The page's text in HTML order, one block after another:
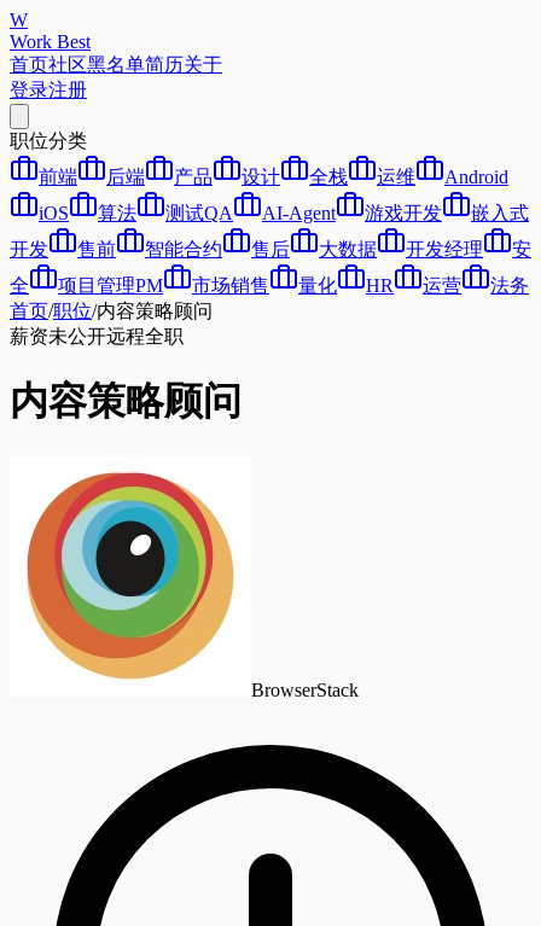
W
Work Best
首页社区黑名单简历关于
登录注册
职位分类
前端
后端 产品 设计 全栈 运维
Android
iOS
算法 测试QA AI-Agent 游戏开发
嵌入式
开发
售前 智能合约 售后 大数据 开发经理
安
全
项目管理PM 市场销售 量化 HR 运营
法务
首页/职位/内容策略顾问
薪资未公开远程全职
内容策略顾问
BrowserStack